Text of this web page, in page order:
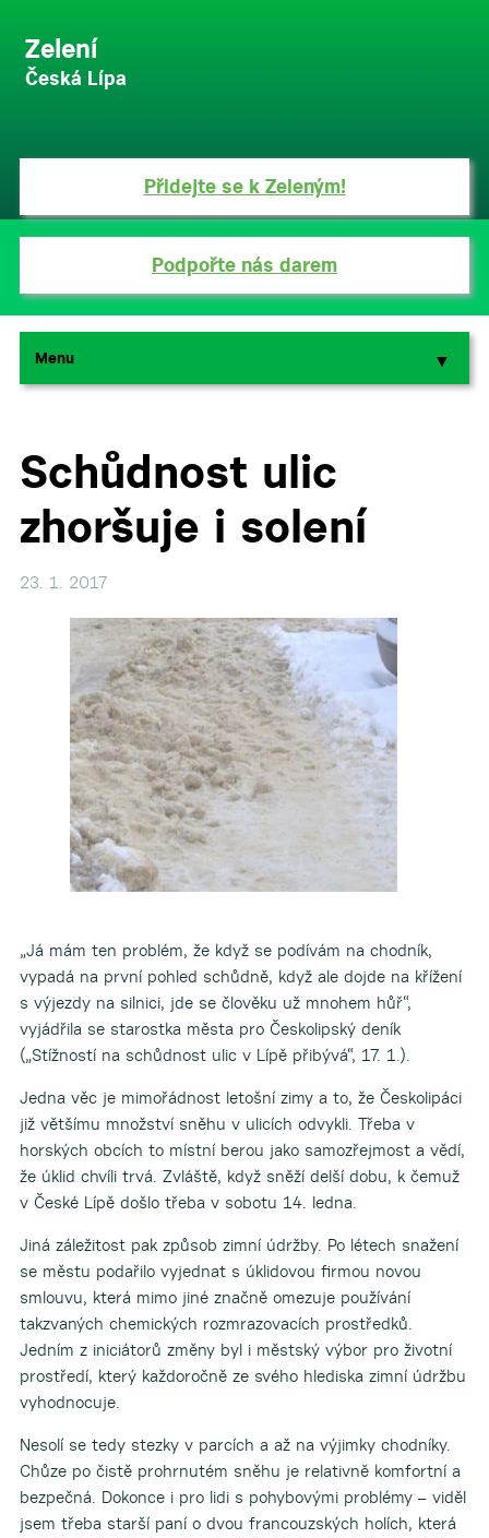
Zelení
Česká Lípa
Přidejte se k Zeleným!
Podpořte nás darem
Menu ▼
▼
Schůdnost ulic
zhoršuje i solení
23. 1. 2017
„Já mám ten problém, že když se podívám na chodník,
vypadá na první pohled schůdně, když ale dojde na křížení
s výjezdy na silnici, jde se člověku už mnohem hůř“,
vyjádřila se starostka města pro Českolipský deník
(„Stížností na schůdnost ulic v Lípě přibývá“, 17. 1.).
Jedna věc je mimořádnost letošní zimy a to, že Českolipáci
již většímu množství sněhu v ulicích odvykli. Třeba v
horských obcích to místní berou jako samozřejmost a vědí,
že úklid chvíli trvá. Zvláště, když sněží delší dobu, k čemuž
v České Lípě došlo třeba v sobotu 14. ledna.
Jiná záležitost pak způsob zimní údržby. Po létech snažení
se městu podařilo vyjednat s úklidovou firmou novou
smlouvu, která mimo jiné značně omezuje používání
takzvaných chemických rozmrazovacích prostředků.
Jedním z iniciátorů změny byl i městský výbor pro životní
prostředí, který každoročně ze svého hlediska zimní údržbu
vyhodnocuje.
Nesolí se tedy stezky v parcích a až na výjimky chodníky.
Chůze po čistě prohrnutém sněhu je relativně komfortní a
bezpečná. Dokonce i pro lidi s pohybovými problémy – viděl
jsem třeba starší paní o dvou francouzských holích, která